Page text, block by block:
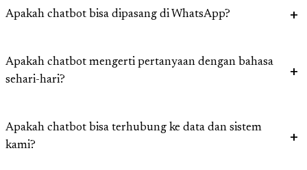
Apakah chatbot bisa dipasang di WhatsApp?
Apakah chatbot mengerti pertanyaan dengan bahasa
sehari-hari?
Apakah chatbot bisa terhubung ke data dan sistem
kami?